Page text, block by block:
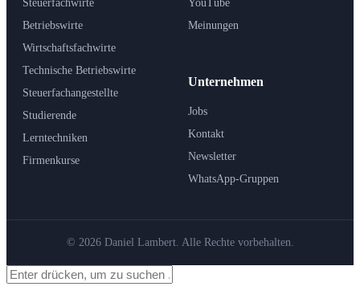
Steuerfachwirte
Betriebswirte
Wirtschaftsfachwirte
Technische Betriebswirte
Steuerfachangestellte
Studierende
Lerntechniken
Firmenkurse
YouTube
Meinungen
Unternehmen
Jobs
Kontakt
Newsletter
WhatsApp-Gruppen
© 2026 Daniel Lambert. Alle Rechte vorbehalten.